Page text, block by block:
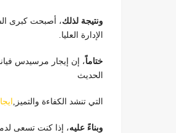
ونتيجة لذلك، أصبحت كبرى
الإدارة العليا.
ختاماً
الحديث
التي تنشد الكفاءة والتميز,
وبناءً عليه، إذا كنت تسعى